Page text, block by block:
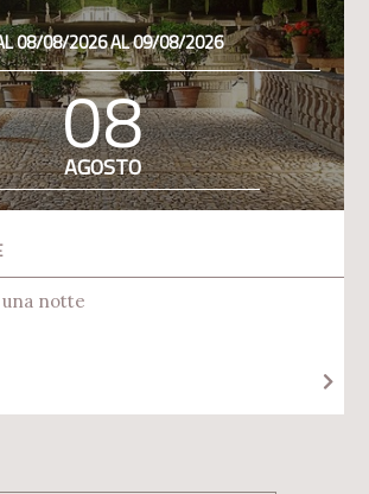
08/08/2026 AL 09/08/2026
08
AGOSTO
notte